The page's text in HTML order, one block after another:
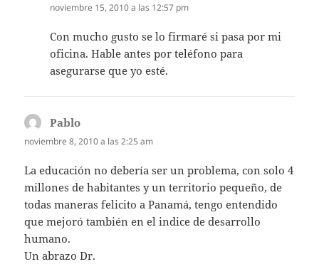
noviembre 15, 2010 a las 12:57 pm
Con mucho gusto se lo firmaré si pasa por mi
oficina. Hable antes por teléfono para
asegurarse que yo esté.
Pablo
noviembre 8, 2010 a las 2:25 am
La educación no debería ser un problema, con solo 4
millones de habitantes y un territorio pequeño, de
todas maneras felicito a Panamá, tengo entendido
que mejoró también en el indice de desarrollo
humano.
Un abrazo Dr.